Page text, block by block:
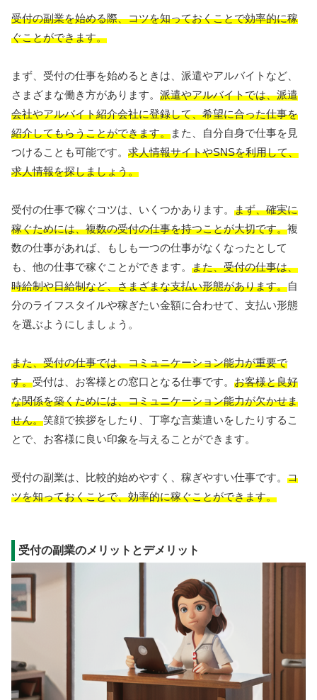
受付の副業を始める際、コツを知っておくことで効率的に稼
ぐことができます。
まず、受付の仕事を始めるときは、派遣やアルバイトなど、
さまざまな働き方があります。 派遣やアルバイトでは、派遣
会社やアルバイト紹介会社に登録して、希望に合った仕事を
紹介してもらうことができます。また、自分自身で仕事を見
つけることも可能です。 求人情報サイトやSNSを利用して、
求人情報を探しましょう。
受付の仕事で稼ぐコツは、いくつかあります。 まず、確実に
稼ぐためには、複数の受付の仕事を持つことが大切です。複
数の仕事があれば、もしも一つの仕事がなくなったとして
も、他の仕事で稼ぐことができます。 また、受付の仕事は、
時給制や日給制など、さまざまな支払い形態があります。自
分のライフスタイルや稼ぎたい金額に合わせて、支払い形態
を選ぶようにしましょう。
また、受付の仕事では、コミュニケーション能力が重要で
す。受付は、お客様との窓口となる仕事です。 お客様と良好
な関係を築くためには、コミュニケーション能力が欠かせま
せん。笑顔で挨拶をしたり、丁寧な言葉遣いをしたりするこ
とで、お客様に良い印象を与えることができます。
受付の副業は、比較的始めやすく、稼ぎやすい仕事です。 コ
ツを知っておくことで、効率的に稼ぐことができます。
受付の副業のメリットとデメリット